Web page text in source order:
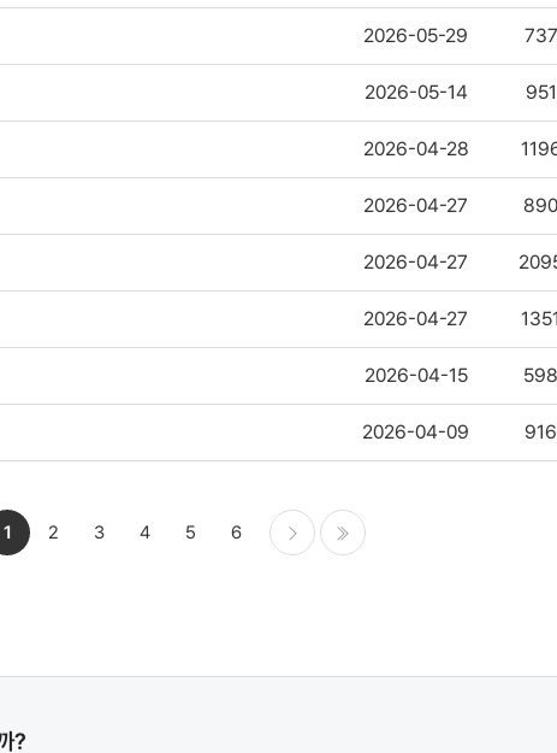
2026-05-29 737
2026-05-14 951
2026-04-28
2026-04-27 890
2026-04-27
2026-04-27 1351
2026-04-15 598
2026-04-09 916
1 2 3 4 5 6
?